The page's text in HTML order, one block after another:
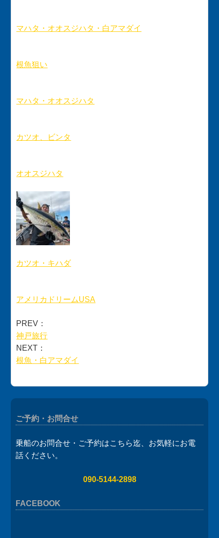
マハタ・オオスジハタ・白アマダイ
根魚狙い
マハタ・オオスジハタ
カツオ、ビンタ
オオスジハタ
カツオ・キハダ
アメリカドリームUSA
PREV：
神戸旅行
NEXT：
根魚・白アマダイ
ご予約・お問合せ
乗船のお問合せ・ご予約はこちら迄、お気軽にお電
話ください。
090-5144-2898
FACEBOOK